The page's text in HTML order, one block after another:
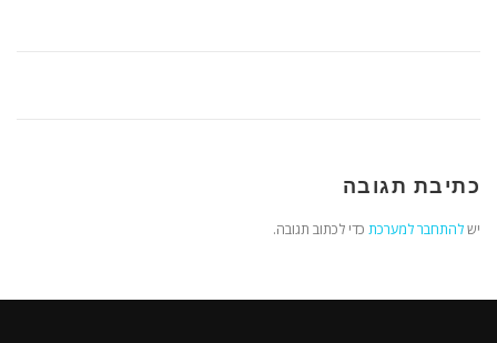
כתיבת תגובה
ישלהתחבר למערכת כדי לכתוב תגובה.